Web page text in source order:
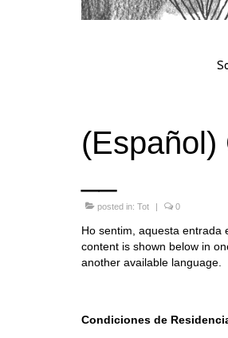
(Español)
posted in: Tot 0
Ho sentim, aquesta entrada
content is shown below in
another available language.
Condiciones de